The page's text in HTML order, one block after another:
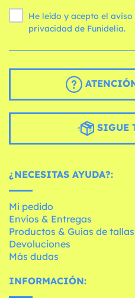
He leído y acepto el
privacidad de Funidelia.
SIGUE
¿NECESITAS AYUDA?:
Mi pedido
Envíos & Entregas
Productos & Guías de tallas
Devoluciones
Más dudas
INFORMACIÓN: